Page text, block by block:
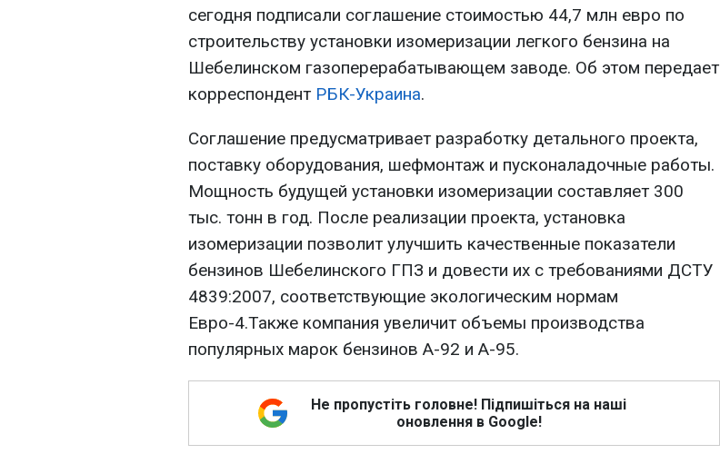
сегодня подписали соглашение стоимостью 44,7 млн евро по
строительству установки изомеризации легкого бензина на
Шебелинском газоперерабатывающем заводе. Об этом передает
корреспондент РБК-Украина.
Соглашение предусматривает разработку детального проекта,
поставку оборудования, шефмонтаж и пусконаладочные работы.
Мощность будущей установки изомеризации составляет 300
тыс. тонн в год. После реализации проекта, установка
изомеризации позволит улучшить качественные показатели
бензинов Шебелинского ГПЗ и довести их с требованиями ДСТУ
4839:2007, соответствующие экологическим нормам
Евро-4.Также компания увеличит объемы производства
популярных марок бензинов А-92 и А-95.
Не пропустіть головне! Підпишіться на наші
оновлення в Google!